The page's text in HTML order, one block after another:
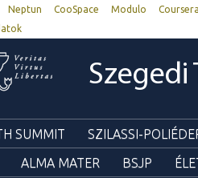
Neptun CooSpace Modulo
SUMMIT SZILASSI-
ALMA MATER BSJP